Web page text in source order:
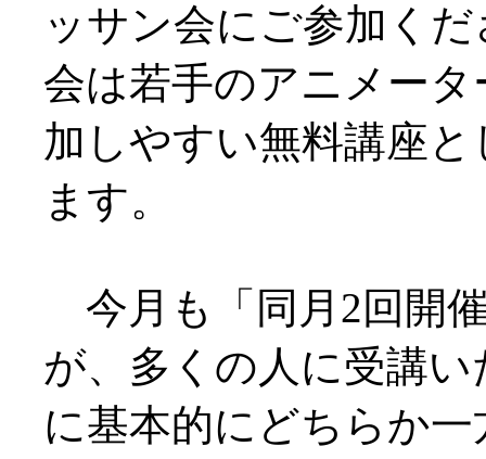
ッサン会にご参加く
会は若手のアニメー
加しやすい無料講座
ます。
今月も「同月2回開
が、多くの人に受講
に基本的にどちらか